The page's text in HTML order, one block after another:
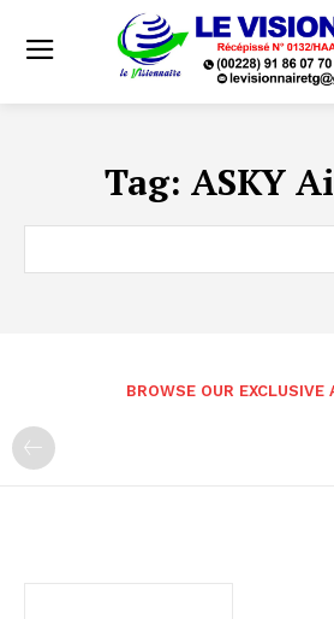
Tag: ASKY
BROWSE OUR EXCLUSIVE